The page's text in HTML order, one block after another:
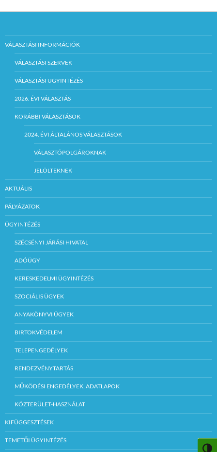
VÁLASZTÁSI INFORMÁCIÓK
VÁLASZTÁSI SZERVEK
VÁLASZTÁSI ÜGYINTÉZÉS
2026. ÉVI VÁLASZTÁS
KORÁBBI VÁLASZTÁSOK
2024. ÉVI ÁLTALÁNOS VÁLASZTÁSOK
VÁLASZTÓPOLGÁROKNAK
JELÖLTEKNEK
AKTUÁLIS
PÁLYÁZATOK
ÜGYINTÉZÉS
SZÉCSÉNYI JÁRÁSI HIVATAL
ADÓÜGY
KERESKEDELMI ÜGYINTÉZÉS
SZOCIÁLIS ÜGYEK
ANYAKÖNYVI ÜGYEK
BIRTOKVÉDELEM
TELEPENGEDÉLYEK
RENDEZVÉNYTARTÁS
MŰKÖDÉSI ENGEDÉLYEK, ADATLAPOK
KÖZTERÜLET-HASZNÁLAT
KIFÜGGESZTÉSEK
TEMETŐI ÜGYINTÉZÉS